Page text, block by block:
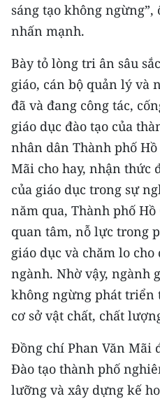
Media Giáo dục
Media Khoa học - Công
Media Môi trường
Ảnh
Infographic
TIN MỚI
TIN ĐỊA PHƯƠNG
Trung du và miền núi
Đồng bằng sông Hồng
Bắc Trung Bộ
Duyên hải Nam Trung Bộ
Nguyên
sáng tạo không
nhấn mạnh.
Bày tỏ lòng tri ân sâu
giáo, cán bộ quản lý và
đã và đang công tác,
giáo dục đào tạo của
nhân dân Thành phố
Mãi cho hay, nhận thức
của giáo dục trong sự
năm qua, Thành phố
quan tâm, nỗ lực trong
giáo dục và chăm lo
ngành. Nhờ vậy, ngành
không ngừng phát triển
cơ sở vật chất, chất
Đồng chí Phan Văn Mãi
Đào tạo thành phố
lưỡng và xây dựng kế